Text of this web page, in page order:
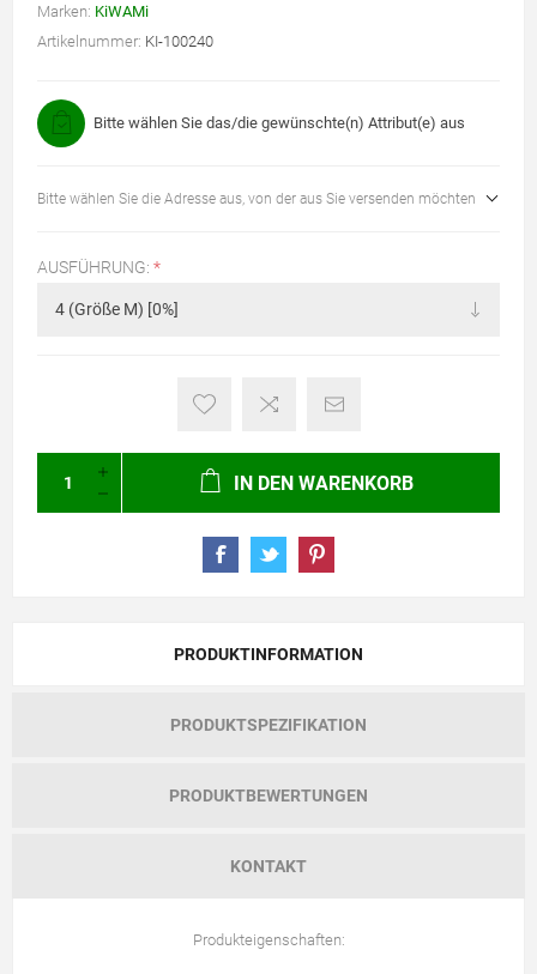
Marken: KiWAMi
Artikelnummer: KI-100240
Bitte wählen Sie das/die gewünschte(n) Attribut(e) aus
Bitte wählen Sie die Adresse aus, von der aus Sie versenden möchten
AUSFÜHRUNG: *
IN DEN WARENKORB
PRODUKTINFORMATION
PRODUKTSPEZIFIKATION
PRODUKTBEWERTUNGEN
KONTAKT
Produkteigenschaften: